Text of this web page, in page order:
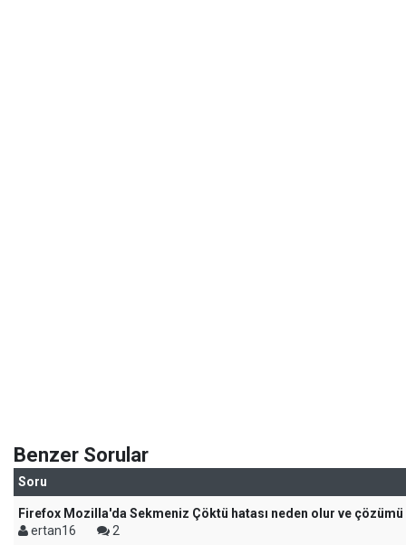
Benzer Sorular
Soru
Firefox Mozilla'da Sekmeniz Çöktü hatası neden olur ve
ertan16
2